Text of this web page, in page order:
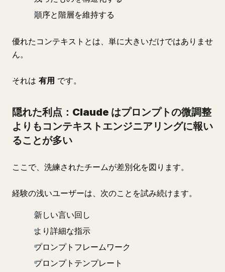
順序と階層を維持する
優れたコンテキストとは、単に大きいだけではありませ
ん。
それは 有用 です。
隠れた利点：Claude はプロンプトの微調整
よりもコンテキストエンジニアリングに報い
ることが多い
ここで、洗練されたチームが差別化を図ります。
経験の浅いユーザーは、次のことを試み続けます。
新しい言い回し
より詳細な指示
プロンプトフレームワーク
プロンプトテンプレート